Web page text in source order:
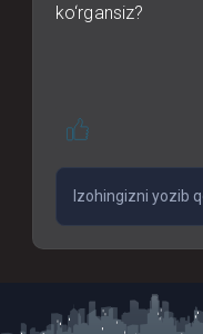
ko‘rgansiz?